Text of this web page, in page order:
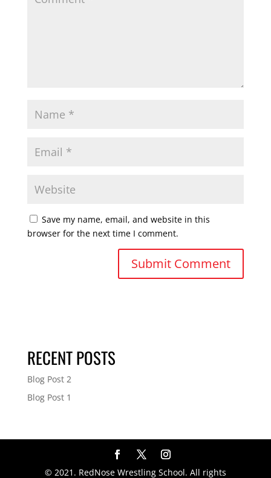
Save my name, email, and website in this
browser for the next time I comment.
RECENT POSTS
Blog Post 2
Blog Post 1
© 2021. RedNose Wrestling School. All rights